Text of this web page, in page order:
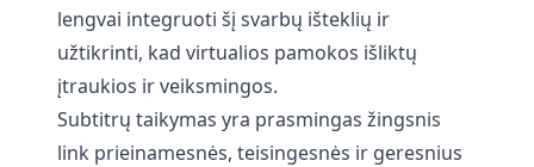
lengvai integruoti šį svarbų išteklių ir
užtikrinti, kad virtualios pamokos išliktų
įtraukios ir veiksmingos.
Subtitrų taikymas yra prasmingas žingsnis
link prieinamesnės, teisingesnės ir geresnius